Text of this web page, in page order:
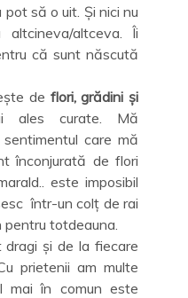
să o uit. Și nici nu
altceva. Îi
că sunt născută
de flori, grădini și
ales curate. Mă
care mă
înconjurată de flori
este imposibil
într-un colț de rai
totdeauna.
dragi și de la fiecare
prietenii am multe
mai în comun este